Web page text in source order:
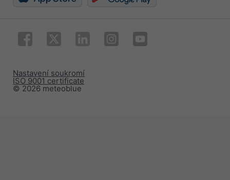
© 2026 meteoblue
ISO 9001 certificate
Nastavení soukromí